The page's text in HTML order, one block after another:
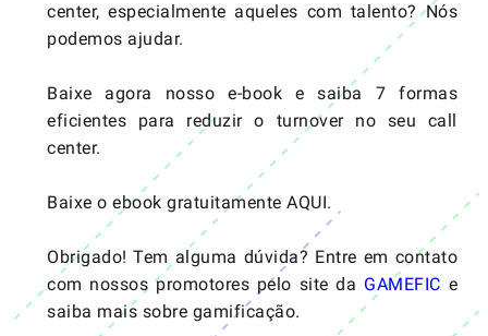
center, especialmente aqueles com talento? Nós
podemos ajudar.
Baixe agora nosso e-book e saiba 7 formas
eficientes para reduzir o turnover no seu call
center.
Baixe o ebook gratuitamente AQUI.
Obrigado! Tem alguma dúvida? Entre em contato
com nossos promotores pelo site da GAMEFIC e
saiba mais sobre gamificação.